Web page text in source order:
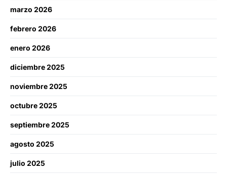
marzo 2026
febrero 2026
enero 2026
diciembre 2025
noviembre 2025
octubre 2025
septiembre 2025
agosto 2025
julio 2025